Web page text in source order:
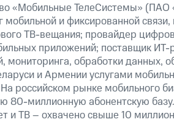
«Мобильные ТелеСистемы»
мобильной и фиксированной
ТВ-вещания; провайдер
приложений; поставщик
мониторинга, обработки данных,
и Армении услугами
российском рынке мобильного
80-миллионную абонентскую
и ТВ – охвачено свыше 10